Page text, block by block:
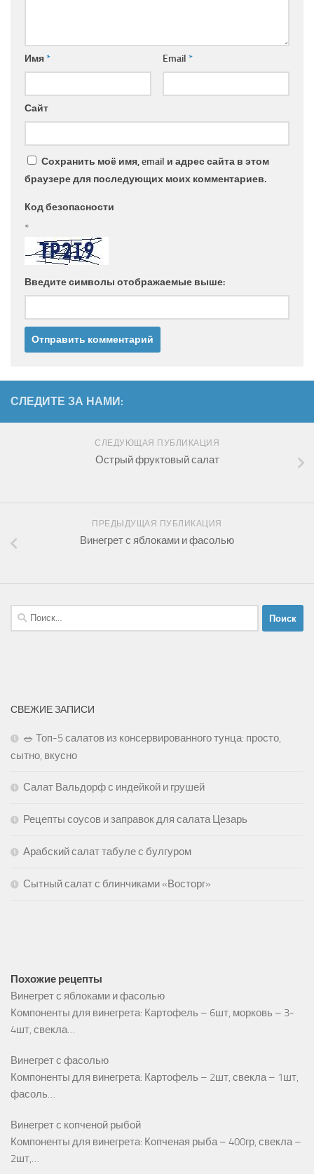
Имя* Email *
Сайт
Сохранить моё имя, email и адрес сайта в этом
браузере для последующих моих комментариев.
Код безопасности
*
Введите символы отображаемые выше:
СЛЕДИТЕ ЗА НАМИ:
СЛЕДУЮЩАЯ ПУБЛИКАЦИЯ
Острый фруктовый салат
ПРЕДЫДУЩАЯ ПУБЛИКАЦИЯ
Винегрет с яблоками и фасолью
Найти:
СВЕЖИЕ ЗАПИСИ
🥗 Топ-5 салатов из консервированного тунца: просто,
сытно, вкусно
Салат Вальдорф с индейкой и грушей
Рецепты соусов и заправок для салата Цезарь
Арабский салат табуле с булгуром
Сытный салат с блинчиками «Восторг»
Похожие рецепты
Винегрет с яблоками и фасолью
Компоненты для винегрета: Картофель – 6шт, морковь – 3-
4шт, свекла…
Винегрет с фасолью
Компоненты для винегрета: Картофель – 2шт, свекла – 1шт,
фасоль…
Винегрет с копченой рыбой
Компоненты для винегрета: Копченая рыба – 400гр, свекла –
2шт,…